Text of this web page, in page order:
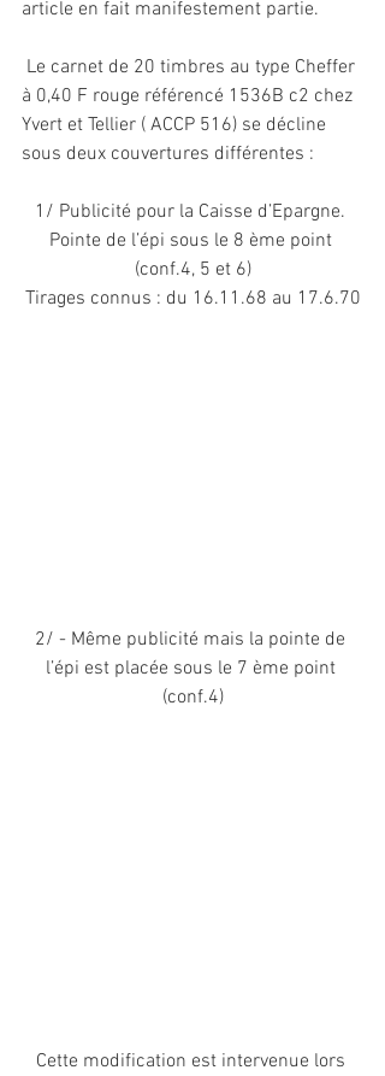
article en fait manifestement partie.
à 0,40 F rouge référencé 1536B c2 chez
Yvert et Tellier ( ACCP 516) se décline
sous deux couvertures différentes :
1/ Publicité pour la Caisse d’Epargne.
Pointe de l’épi sous le 8 ème point
(conf.4, 5 et 6)
Tirages connus : du 16.11.68 au 17.6.70
2/ - Même publicité mais la pointe de
l’épi est placée sous le 7 ème point
(conf.4)
Cette modification est intervenue lors